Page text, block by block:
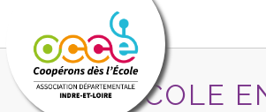
ÉCOLE